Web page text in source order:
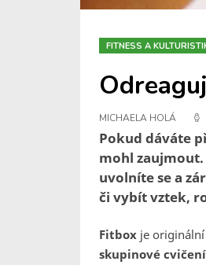
FITNESS A
MICHAELA HOLÁ
Pokud dáváte
mohl
uvolníte se a
či vybít vztek,
Fitbox je
skupinové cvičení